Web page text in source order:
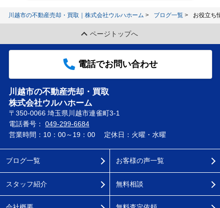
川越市の不動産売却・買取｜株式会社ウルハホーム ブログ一覧 お役立ち
ページトップへ
電話でお問い合わせ
川越市の不動産売却・買取
株式会社ウルハホーム
〒350-0066 埼玉県川越市連雀町3-1
電話番号： 049-299-6684
営業時間：10：00～19：00
定休日：火曜・水曜
ブログ一覧
スタッフ紹介
お客様の声一覧
無料相談